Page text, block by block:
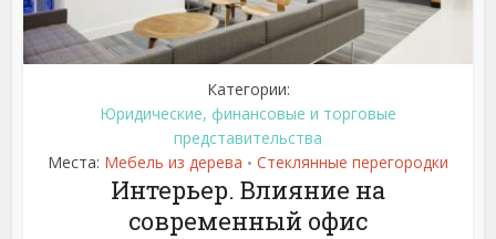
Категории:
Юридические, финансовые и торговые
представительства
Места: Мебель из дерева • Стеклянные перегородки
Интерьер. Влияние на
современный офис